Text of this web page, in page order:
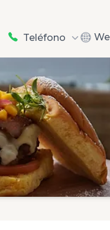
Teléfono